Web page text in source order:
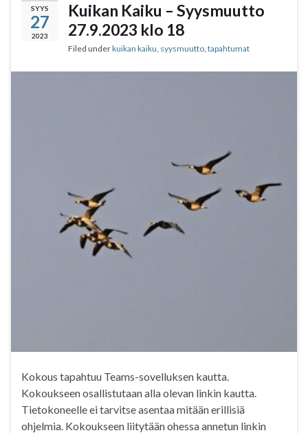
SYYS
27
2023
Kuikan Kaiku – Syysmuutto
27.9.2023 klo 18
Filed underkuikan kaiku, syysmuutto, tapahtumat
Kokous tapahtuu Teams-sovelluksen kautta.
Kokoukseen osallistutaan alla olevan linkin kautta.
Tietokoneelle ei tarvitse asentaa mitään erillisiä
ohjelmia. Kokoukseen liitytään ohessa annetun linkin